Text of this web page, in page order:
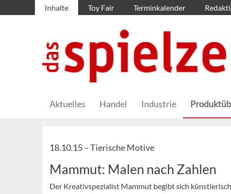
Inhalte Toy Fair Terminkalender
Aktuelles Handel Industrie
18.10.15 –Tierische Motive
Mammut: Malen nach Zahlen
Der Kreativspezialist Mammut begibt sich